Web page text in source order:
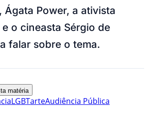
Ágata Power, a ativista
o cineasta Sérgio de
falar sobre o tema.
matéria
LGBTarteAudiência Pública